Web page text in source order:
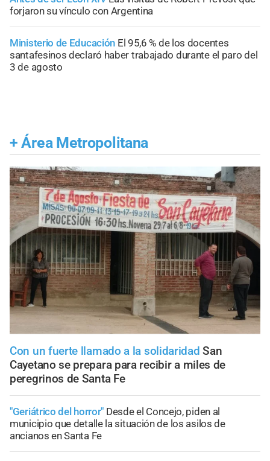
forjaron su vínculo con Argentina
Ministerio de Educación El 95,6 % de los docentes
santafesinos declaró haber trabajado durante el paro del
3 de agosto
+ Área Metropolitana
Con un fuerte llamado a la solidaridad San
Cayetano se prepara para recibir a miles de
peregrinos de Santa Fe
"Geriátrico del horror" Desde el Concejo, piden al
municipio que detalle la situación de los asilos de
ancianos en Santa Fe